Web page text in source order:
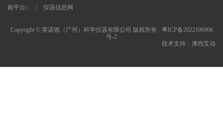
购平台）
| 仪器信息网
Copyright © 英诺德（广州）科学仪器有限公司 版权所有
粤ICP备2022106906
号-2
技术支持： 澳煦互动